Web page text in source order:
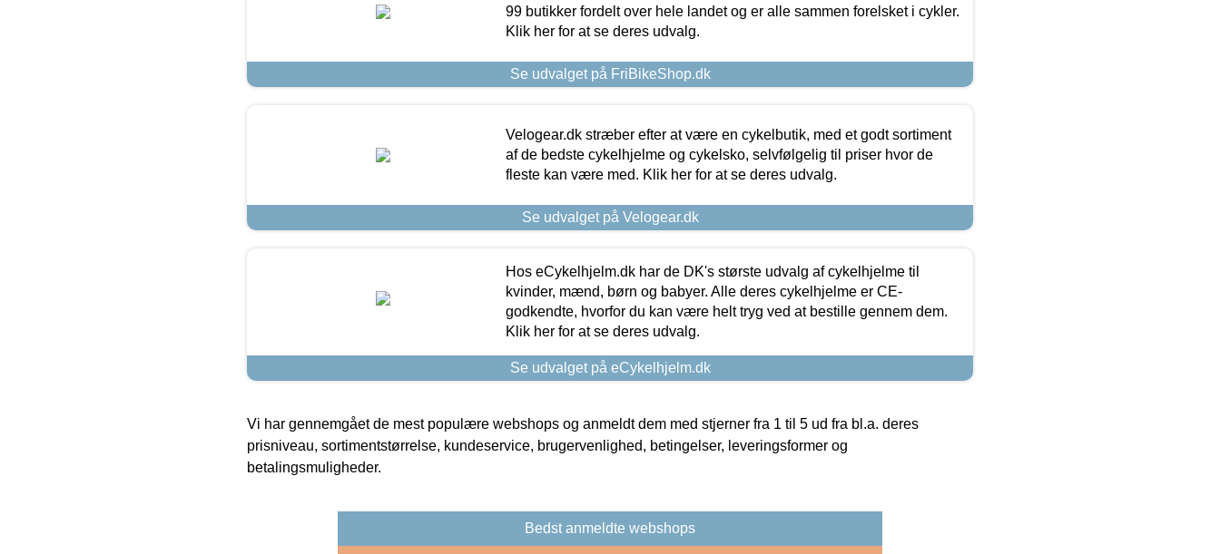
99 butikker fordelt over hele landet og er alle sammen forelsket i cykler.
Klik her for at se deres udvalg.
Se udvalget på FriBikeShop.dk
Velogear.dk stræber efter at være en cykelbutik, med et godt sortiment
af de bedste cykelhjelme og cykelsko, selvfølgelig til priser hvor de
fleste kan være med. Klik her for at se deres udvalg.
Se udvalget på Velogear.dk
Hos eCykelhjelm.dk har de DK's største udvalg af cykelhjelme til
kvinder, mænd, børn og babyer. Alle deres cykelhjelme er CE-
godkendte, hvorfor du kan være helt tryg ved at bestille gennem dem.
Klik her for at se deres udvalg.
Se udvalget på eCykelhjelm.dk
Vi har gennemgået de mest populære webshops og anmeldt dem med stjerner fra 1 til 5 ud fra bl.a. deres
prisniveau, sortimentstørrelse, kundeservice, brugervenlighed, betingelser, leveringsformer og
betalingsmuligheder.
Bedst anmeldte webshops